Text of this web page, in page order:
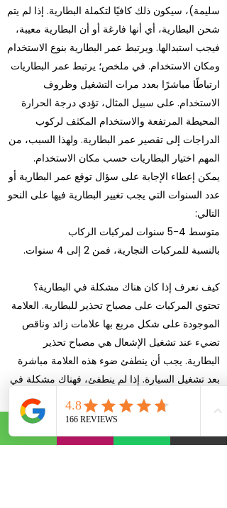
سليمة)، سيكون ذلك كافيًا لتكملة البطارية. إذا لم يتم
شحن البطارية، أي أنها فارغة أو أن البطارية معيبة،
فيجب استبدالها. ويرتبط عمر البطارية بنوع الاستخدام
ومكان الاستخدام. في ملخص؛ يرتبط عمر البطاريات
ارتباطًا مباشرًا بعدد مرات التشغيل وظروف
الاستخدام. على سبيل المثال، تؤدي درجة الحرارة
المحيطة المرتفعة والاستخدام المكثف لركوب
الدراجات إلى تقصير عمر البطارية. ولهذا السبب، من
المهم اختيار البطاريات حسب مكان الاستخدام.
يمكن إعطاء الإجابة على سؤال توقع عمر البطارية أو
عدد السنوات التي يجب تغيير البطارية فيها على النحو
التالي:
متوسط 4-5 سنوات لمركبات الركاب
بالنسبة للمركبات التجارية، فمن 2 إلى 4 سنوات.
كيف نعرف إذا كان هناك مشكلة في البطارية؟
تحتوي المركبات على مصباح تحذير للبطارية. العلامة
الموجودة على شكل مربع بها علامات زائد وناقص
تضيء عند تشغيل الإشعال هي مصباح تحذير
البطارية. يجب أن ينطفئ ضوء هذه العلامة مباشرة
بعد تشغيل السيارة. إذا لم ينطفئ، فهناك مشكلة في
البطارية. هنا يجب البحث عن إجابات لأسئلة ما إذا
كانت البطارية قيد الشحن، أو ما إذا كانت البطارية
فارغة أو ما إذا كانت البطارية معيبة.